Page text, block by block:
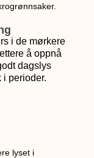
i de mørkere
å oppnå
dagslys
perioder.
lyset i